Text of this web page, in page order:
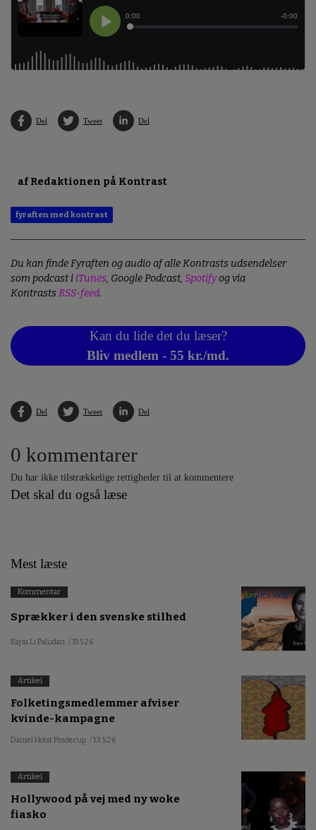
Del Tweet Del
af Redaktionen på Kontrast
fyraften med kontrast
Du kan finde Fyraften og audio af alle Kontrasts udsendelser
som podcast i iTunes, Google Podcast, Spotifyog via
KontrastsRSS-feed.
Kan du lide det du læser?
Bliv medlem - 55 kr./md.
Del Tweet Del
0 kommentarer
Du har ikke tilstrækkelige rettigheder til at kommentere
Det skal du også læse
Mest læste
Kommentar
Sprækker i den svenske stilhed
Kajsa Li Paludan / 19.5.26
Artikel
Folketingsmedlemmer afviser
kvinde-kampagne
Daniel Holst Pinderup / 13.5.26
Artikel
Hollywood på vej med ny woke
fiasko